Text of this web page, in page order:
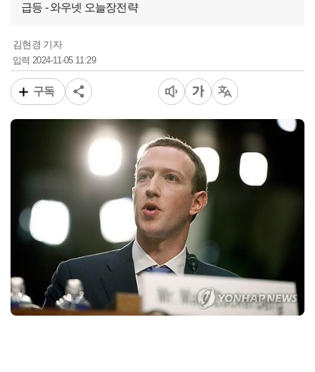
급등 - 와우넷 오늘장전략
김현경 기자
입력2024-11-05 11:29
구독